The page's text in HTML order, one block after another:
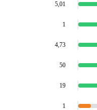
5,01
1
4,73
50
19
1